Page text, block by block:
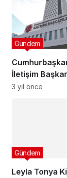
İletişim
Gündem
3 yıl önce
5 yıl önce